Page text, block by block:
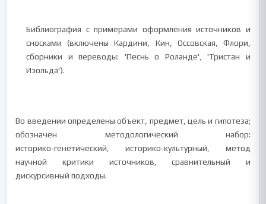
Библиография с примерами оформления источников и
сносками (включены Кардини, Кин, Оссовская, Флори,
сборники и переводы: 'Песнь о Роланде', 'Тристан и
Изольда').
Во введении определены объект, предмет, цель и гипотеза;
обозначен методологический набор:
историко‑генетический, историко‑культурный, метод
научной критики источников, сравнительный и
дискурсивный подходы.